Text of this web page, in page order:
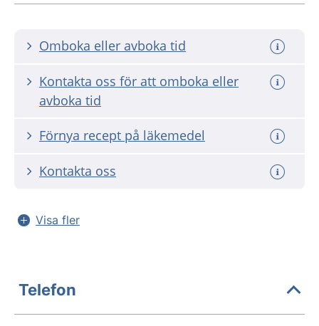
Omboka eller avboka tid
Kontakta oss för att omboka eller
avboka tid
Förnya recept på läkemedel
Kontakta oss
Visa fler
Telefon